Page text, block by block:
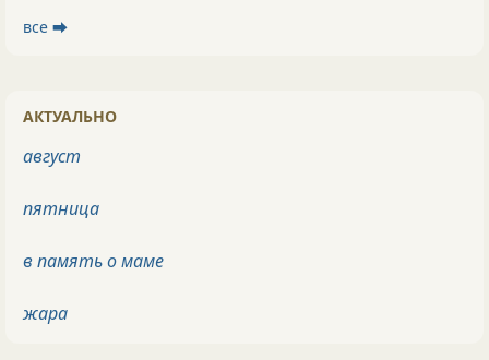
все ⮕
АКТУАЛЬНО
август
пятница
в память о маме
жара